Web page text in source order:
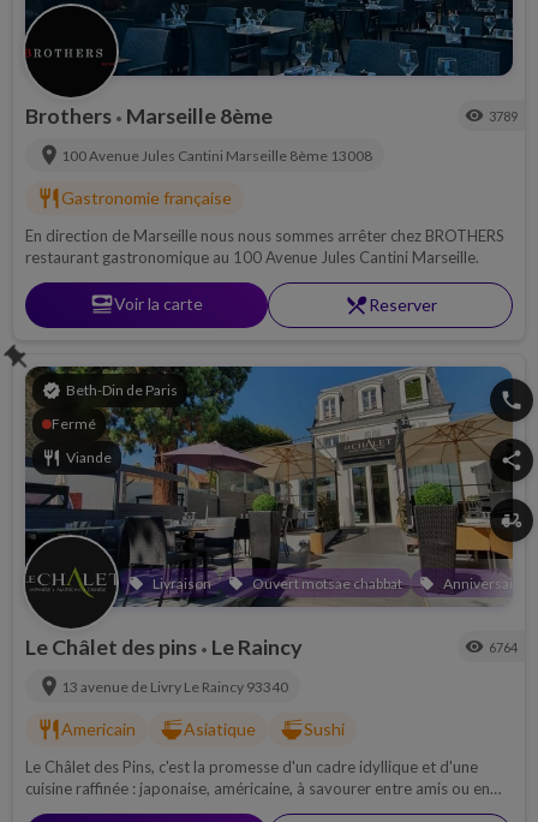
Brothers • Marseille 8ème visibility 3789
location_on 100 Avenue Jules Cantini Marseille 8ème 13008
restaurant Gastronomie française
En direction de Marseille nous nous sommes arrêter chez BROTHERS
restaurant gastronomique au 100 Avenue Jules Cantini Marseille.
set_mealVoir la carte restaurant_menuReserver
verified Beth-Din de Paris
Fermé
restaurant Viande
local_offer Livraison local_offer Ouvert motsae chabbat local_offer Anniversaire
phone
share
delivery_dining
Le Châlet des pins • Le Raincy visibility 6764
location_on 13 avenue de Livry Le Raincy 93340
restaurant Americain ramen_diningAsiatique ramen_diningSushi
Le Châlet des Pins, c'est la promesse d'un cadre idyllique et d'une
cuisine raffinée : japonaise, américaine, à savourer entre amis ou en
famille. Un restaurant cacher à découvrir et vite !